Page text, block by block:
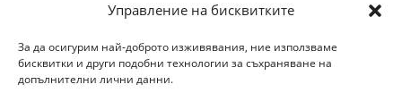
Управление на бисквитките
За да осигурим най-доброто изживявания, ние използваме
бисквитки и други подобни технологии за съхраняване на
допълнителни лични данни.
Архив